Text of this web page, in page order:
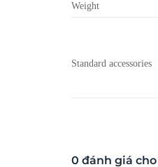
Weight
Standard accessories
0 đánh giá